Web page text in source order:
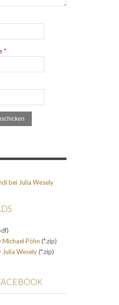
*
Pöhn (*.zip)
Wesely(*.zip)